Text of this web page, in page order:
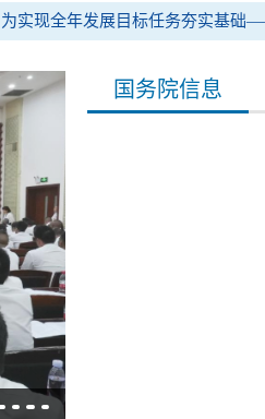
为实现全年发展目标任务夯实基础
国务院信息